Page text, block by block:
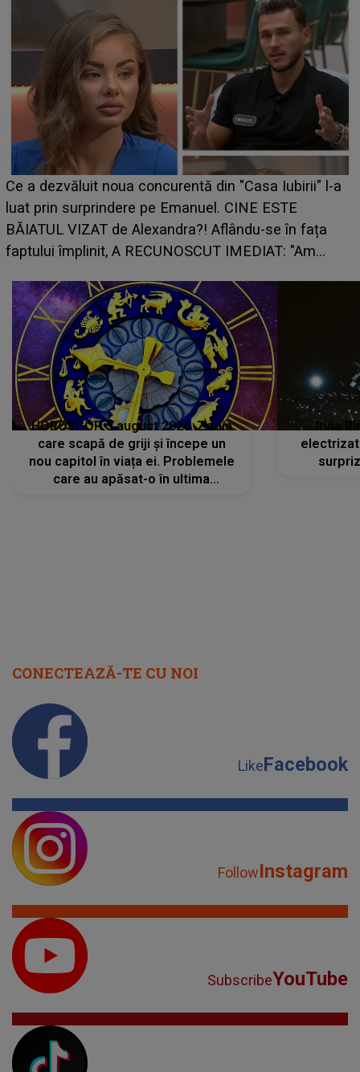
HOROSCOP 7 august 2026. Zodia care intră într-o
perioadă marcată de încercări. Problemele se adună
din toate părțile, iar o veste neașteptată îi dă planurile
peste cap
HOROSCOP 5 august 2026. Zodia
care scapă de griji și începe un
nou capitol în viața ei. Problemele
care au apăsat-o în ultima
Irina
CONECTEAZĂ-TE CU NOI
LikeFacebook
FollowInstagram
SubscribeYouTube